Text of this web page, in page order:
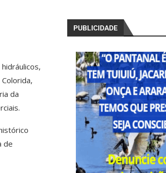
da
de
PUBLICIDADE